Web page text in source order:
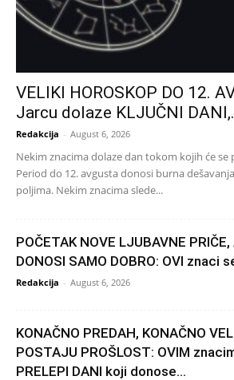
VELIKI HOROSKOP DO 12.
Jarcu dolaze KLJUČNI
Redakcija - August 6, 2026
Nekim znacima dolaze dan tokom kojih će
Period do 12. avgusta donosi burna
poljima. Nekim znacima slede...
POČETAK NOVE LJUBAVNE
DONOSI SAMO DOBRO: OVI znaci
Redakcija - August 6, 2026
KONAČNO PREDAH, KONAČNO
POSTAJU PROŠLOST: OVIM
PRELEPI DANI koji donose...